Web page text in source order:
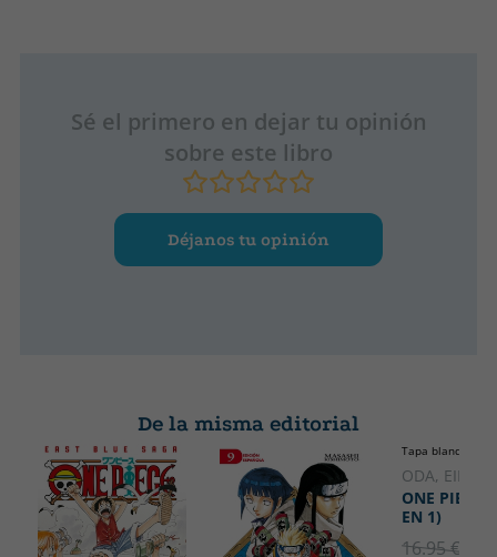
Sé el primero en dejar tu opinión
sobre este libro
Déjanos tu opinión
De la misma editorial
Tapa blanda o
ODA,
ONE PIECE
EN 1)
16.95 €